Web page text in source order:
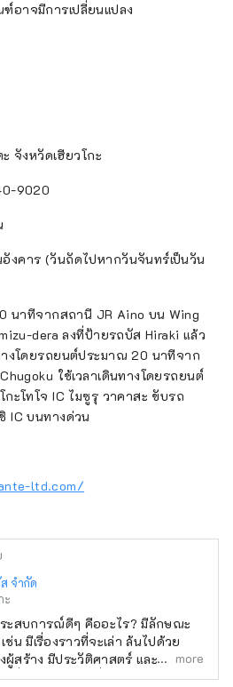
อาจมีการเปลี่ยนแปลง
จังหวัดเฮียวโกะ
9020
งคาร (วันถัดไปหากวันจันทร์เป็นวัน
นาทีจากสถานี JR Aino บน Wing
dera ลงที่ป้ายรถบัส Hiraki แล้ว
างโดยรถยนต์ประมาณ 20 นาทีจาก
ใช้เวลาเดินทางโดยรถยนต์
ะโทโจ IC ไมซูรุ วาคาสะ ขับรถ
IC บนทางด่วน
ltd.com/
จำกัด
ะ
ะสบการณ์ดีๆ คืออะไร? มีลักษณะ
ช่น มีเรื่องราวที่จะเล่า ล้นไปด้วย
ผู้สร้าง มีประวัติศาสตร์ และเป็นที่รัก
งถิ่น คุณเคยเจอสิ่งพิเศษหรือ
more